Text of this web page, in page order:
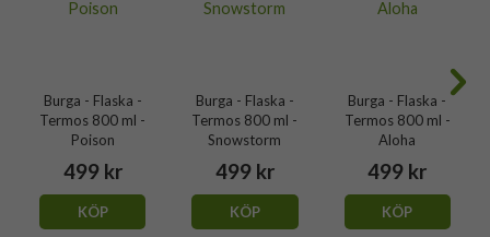
Burga - Flaska -
Termos 800 ml -
Poison
499 kr
KÖP
Burga - Flaska -
Termos 800 ml -
Snowstorm
499 kr
KÖP
Burga - Flaska -
Termos 800 ml -
Aloha
499 kr
KÖP